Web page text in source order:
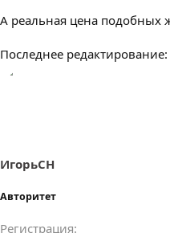
А реальная цена подобных
Последнее редактирование:
ИгорьСН
Авторитет
Регистрация